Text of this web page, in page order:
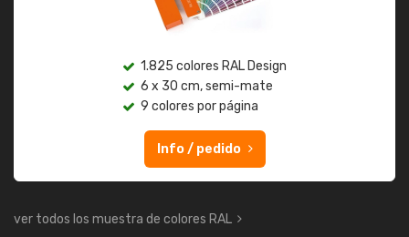
1.825 colores RAL Design
6 x 30 cm, semi-mate
9 colores por página
Info / pedido
ver todos los muestra de colores RAL